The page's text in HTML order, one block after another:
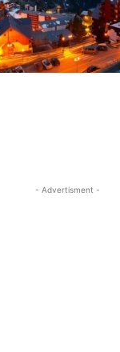
- Advertisment -